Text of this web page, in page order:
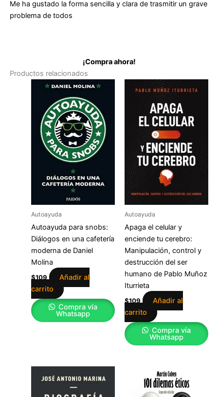
Me ha gustado la forma sencilla y clara de trasmitir un grave
problema de todos
¡Compra ahora!
Productos relacionados
Autoayuda
Autoayuda para snobs:
Diálogos en una cafetería
moderna de Daniel
Molina
$109
Añadir al
carrito
Compra vía
Whatsapp
Autoayuda
Apaga el celular y
enciende tu cerebro:
Manipulación, control y
destrucción del ser
humano de Pablo Muñoz
Iturrieta
$109
Añadir al
carrito
Compra vía
Whatsapp